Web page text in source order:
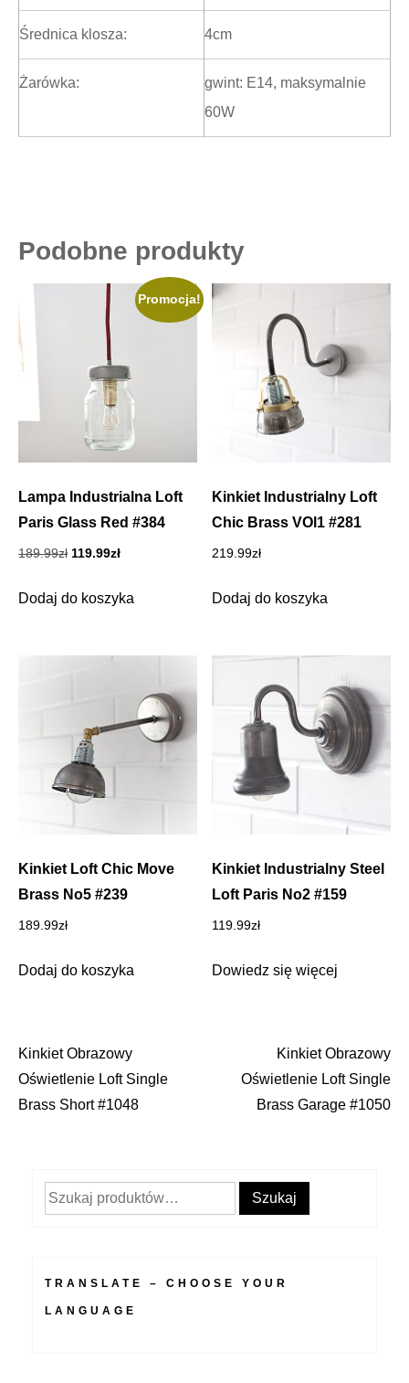
Średnica klosza: 4cm
Żarówka:
gwint: E14, maksymalnie
60W
Podobne produkty
Promocja!
Lampa Industrialna Loft
Paris Glass Red #384
189.99zł Pierwotna
wynosiła:
119.99złAktualna
wynosi:
Dodaj do koszyka
Kinkiet Industrialny Loft
Chic Brass VOl1 #281
219.99zł
Dodaj do koszyka
Kinkiet Loft Chic Move
Brass No5 #239
189.99zł
Dodaj do koszyka
Kinkiet Industrialny Steel
Loft Paris No2 #159
119.99zł
Dowiedz się więcej
Nawigacja
wpisu
Kinkiet Obrazowy
Oświetlenie Loft Single
Brass Short #1048
Kinkiet Obrazowy
Oświetlenie Loft Single
Brass Garage #1050
Szukaj: Szukaj
TRANSLATE – CHOOSE YOUR
LANGUAGE